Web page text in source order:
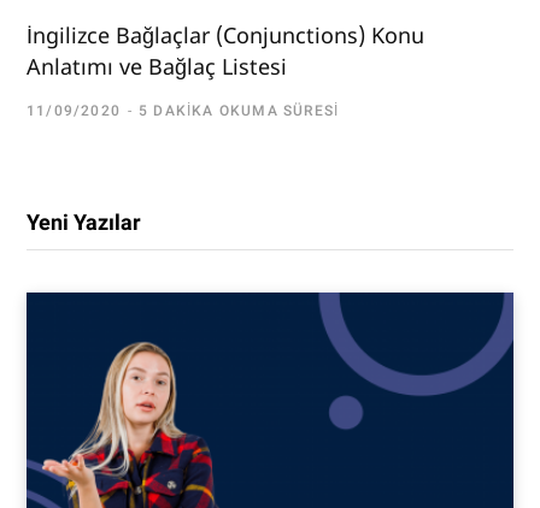
İngilizce Bağlaçlar (Conjunctions) Konu
Anlatımı ve Bağlaç Listesi
11/09/2020 5 DAKIKA OKUMA SÜRESI
Yeni Yazılar